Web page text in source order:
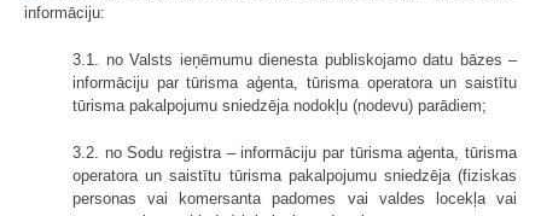
informāciju:
3.1. no Valsts ieņēmumu dienesta publiskojamo datu bāzes –
informāciju par tūrisma aģenta, tūrisma operatora un saistītu
tūrisma pakalpojumu sniedzēja nodokļu (nodevu) parādiem;
3.2. no Sodu reģistra – informāciju par tūrisma aģenta, tūrisma
operatora un saistītu tūrisma pakalpojumu sniedzēja (fiziskas
personas vai komersanta padomes vai valdes locekļa vai